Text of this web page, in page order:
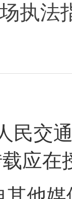
执法
民交
应